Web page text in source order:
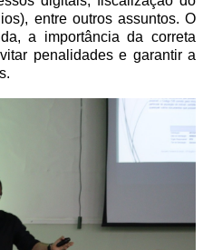
entre outros assuntos. O
a importância da correta
penalidades e garantir a